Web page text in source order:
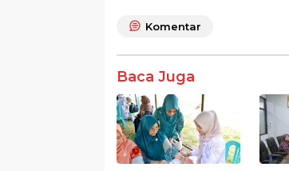
o
o
k
p
Komentar
Baca Juga